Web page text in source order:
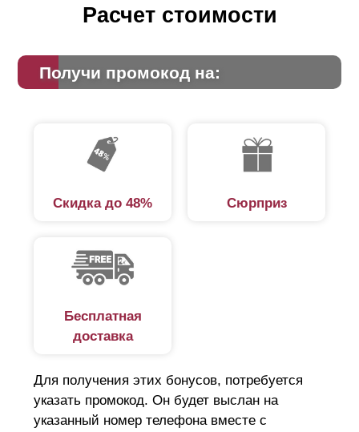
Расчет стоимости
Получи промокод на:
Скидка до 48% Сюрприз
Бесплатная
доставка
Для получения этих бонусов, потребуется
указать промокод. Он будет выслан на
указанный номер телефона вместе с